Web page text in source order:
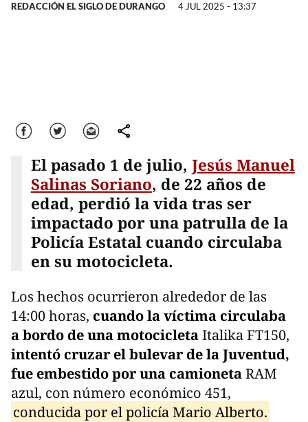
REDACCIÓN EL SIGLO DE DURANGO 4 JUL 2025 - 13:37
Facebook Twitter Correo comparte
El pasado 1 de julio, Jesús Manuel
Salinas Soriano, de 22 años de
edad, perdió la vida tras ser
impactado por una patrulla de la
Policía Estatal cuando circulaba
en su motocicleta.
Los hechos ocurrieron alrededor de las
14:00 horas, cuando la víctima circulaba
a bordo de una motocicletaItalika FT150,
intentó cruzar el bulevar de la Juventud,
fue embestido por una camionetaRAM
azul, con número económico 451,
conducida por el policía Mario Alberto.